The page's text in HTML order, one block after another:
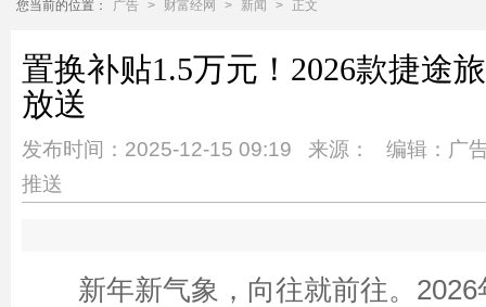
您当前的位置： 广告 > 财富经网 > 新闻 > 正文
置换补贴1.5万元！2026款捷途
放送
发布时间：2025-12-15 09:19 来源： 编辑：广
推送
新年新气象，向往就前往。